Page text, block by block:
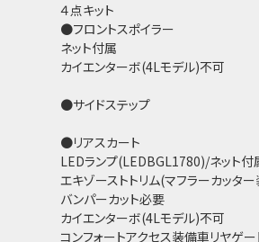
４点キット
●フロントスポイラー
ネット付属
カイエンターボ(4Lモデル)不可
●サイドステップ
●リアスカート
LEDランプ(LEDBGL1780)/ネット付
エキゾーストトリム(マフラーカッタ
バンパーカット必要
カイエンターボ(4Lモデル)不可
コンフォートアクセス装備車リヤゲ